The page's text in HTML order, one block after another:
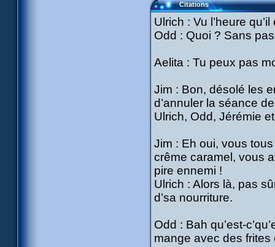
Citations
Ulrich : Vu l’heure
Odd : Quoi ? Sans
Aelita : Tu peux pas
Jim : Bon, désolé les
d’annuler la séance
Ulrich, Odd, Jérémie
Jim : Eh oui, vous
crême caramel, vous
pire ennemi !
Ulrich : Alors là, pas
d’sa nourriture.
Odd : Bah qu’est-
mange avec des frites